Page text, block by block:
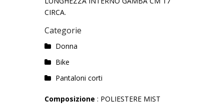
CIRCA.
Categorie
Donna
Bike
Pantaloni corti
Composizione : POLIESTERE MIST